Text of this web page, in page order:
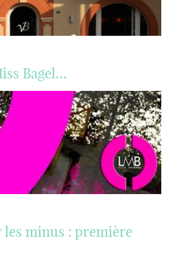
Bagel…
les minus : première